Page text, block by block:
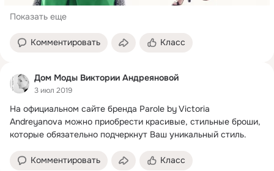
Показать еще
Комментировать Класс
Дом Моды Виктории Андреяновой
3 июл 2019
На официальном сайте бренда Parole by Victoria
Andreyanova можно приобрести красивые, стильные броши,
которые обязательно подчеркнут Ваш уникальный стиль.
Комментировать Класс